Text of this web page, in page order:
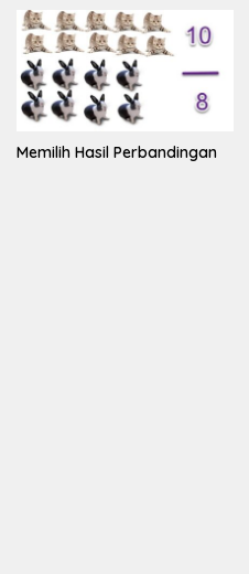
Memilih Hasil Perbandingan